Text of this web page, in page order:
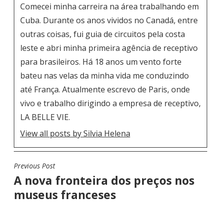
Comecei minha carreira na área trabalhando em
Cuba. Durante os anos vividos no Canadá, entre
outras coisas, fui guia de circuitos pela costa
leste e abri minha primeira agência de receptivo
para brasileiros. Há 18 anos um vento forte
bateu nas velas da minha vida me conduzindo
até França. Atualmente escrevo de Paris, onde
vivo e trabalho dirigindo a empresa de receptivo,
LA BELLE VIE.
View all posts by Silvia Helena
N
A
V
Previous Post
A nova fronteira dos preços nos
museus franceses